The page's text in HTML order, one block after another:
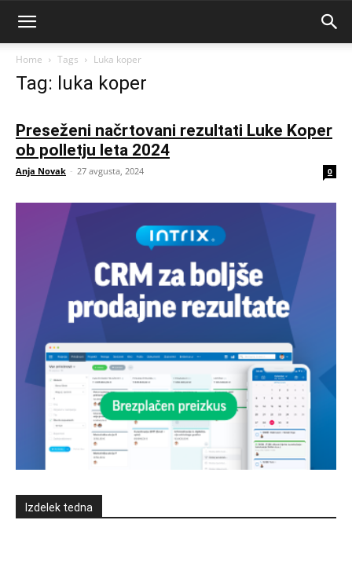
Home Tags Luka koper
Tag: luka koper
Preseženi načrtovani rezultati Luke Koper
ob polletju leta 2024
Anja Novak - 27 avgusta, 2024 0
Izdelek tedna